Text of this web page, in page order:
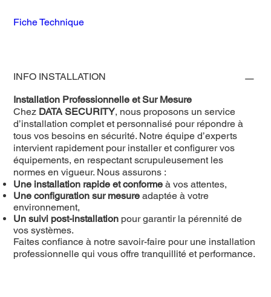
Fiche Technique
INFO INSTALLATION
Installation Professionnelle et Sur Mesure
Chez DATA SECURITY, nous proposons un service
d’installation complet et personnalisé pour répondre à
tous vos besoins en sécurité. Notre équipe d’experts
intervient rapidement pour installer et configurer vos
équipements, en respectant scrupuleusement les
normes en vigueur. Nous assurons :
Une installation rapide et conforme à vos attentes,
Une configuration sur mesure adaptée à votre
environnement,
Un suivi post-installation pour garantir la pérennité de
vos systèmes.
Faites confiance à notre savoir-faire pour une installation
professionnelle qui vous offre tranquillité et performance.